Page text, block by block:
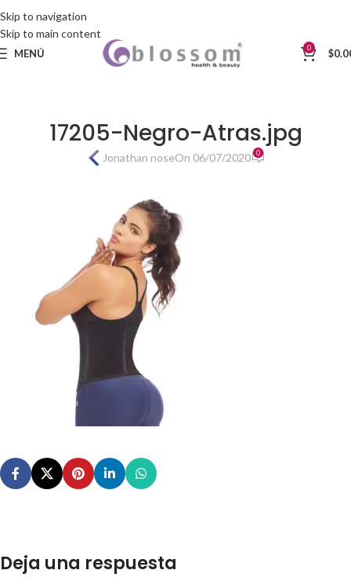
Skip to navigation
Skip to main content
MENÚ 0 $
17205-Negro-Atras.jpg
Jonathan noseOn 06/07/2020 0
Deja una respuesta